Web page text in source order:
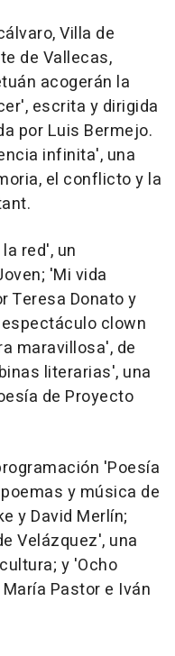
Villa de
de Vallecas,
acogerán la
escrita y dirigida
por Luis Bermejo.
infinita', una
el conflicto y la
red', un
'Mi vida
Teresa Donato y
clown
maravillosa', de
literarias', una
de Proyecto
'Poesía
y música de
y David Merlín;
Velázquez', una
y 'Ocho
Pastor e Iván